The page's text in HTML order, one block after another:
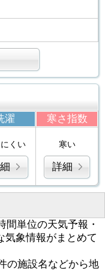
濯 寒さ指数
くい 寒い
詳細
間単位の天気予報・
気象情報がまとめて
の施設名などから地